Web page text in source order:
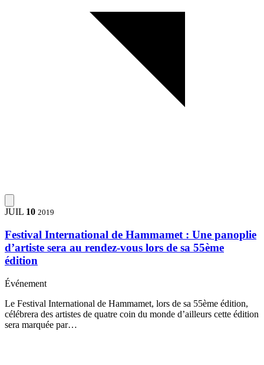
JUIL 10 2019
Festival International de Hammamet : Une panoplie
d’artiste sera au rendez-vous lors de sa 55ème
édition
Événement
Le Festival International de Hammamet, lors de sa 55ème édition,
célébrera des artistes de quatre coin du monde d’ailleurs cette édition
sera marquée par…